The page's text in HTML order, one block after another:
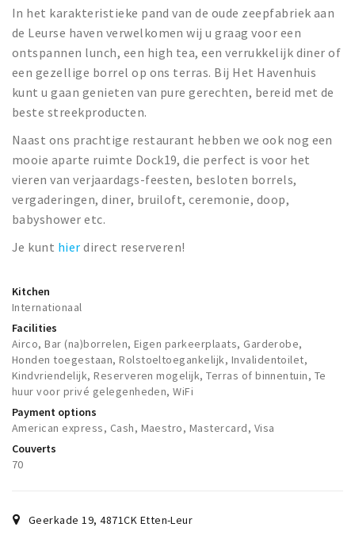
Spin the wheel!
LEISURE
SportS
News
Agenda
Sights
Museums, theatres & stages
Trips & activities
Party pics
Restaurants
Bars
Hotels
Recreation
Shops
Shopping areas
Deals
In het karakteristieke pand van de oude zeepfabriek aan
de Leurse haven verwelkomen wij u graag voor een
ontspannen lunch, een high tea, een verrukkelijk diner of
een gezellige borrel op ons terras. Bij Het Havenhuis
kunt u gaan genieten van pure gerechten, bereid met de
beste streekproducten.
Naast ons prachtige restaurant hebben we ook nog een
mooie aparte ruimte Dock19, die perfect is voor het
vieren van verjaardags-feesten, besloten borrels,
vergaderingen, diner, bruiloft, ceremonie, doop,
babyshower etc.
Je kunt hier direct reserveren!
Kitchen
Internationaal
Facilities
Airco, Bar (na)borrelen, Eigen parkeerplaats, Garderobe,
Honden toegestaan, Rolstoeltoegankelijk, Invalidentoilet,
Kindvriendelijk, Reserveren mogelijk, Terras of binnentuin, Te
huur voor privé gelegenheden, WiFi
Payment options
American express, Cash, Maestro, Mastercard, Visa
Couverts
70
Geerkade 19,4871CK Etten-Leur